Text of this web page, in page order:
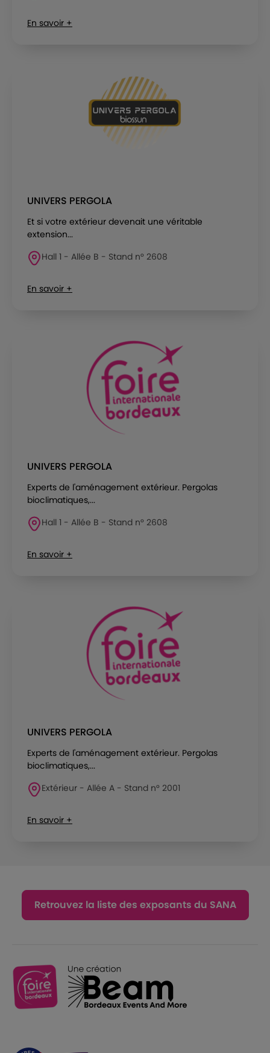
En savoir +
UNIVERS PERGOLA
Et si votre extérieur devenait une véritable
extension...
Hall 1 - Allée B - Stand n° 2608
En savoir +
UNIVERS PERGOLA
Experts de l'aménagement extérieur. Pergolas
bioclimatiques,...
Hall 1 - Allée B - Stand n° 2608
En savoir +
UNIVERS PERGOLA
Experts de l'aménagement extérieur. Pergolas
bioclimatiques,...
Extérieur - Allée A - Stand n° 2001
En savoir +
Retrouvez la liste des exposants du SANA